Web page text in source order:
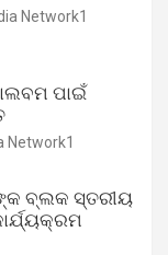
Network1
ପାଇଁ
Network1
ବ୍ଲକ ସ୍ତରୀୟ